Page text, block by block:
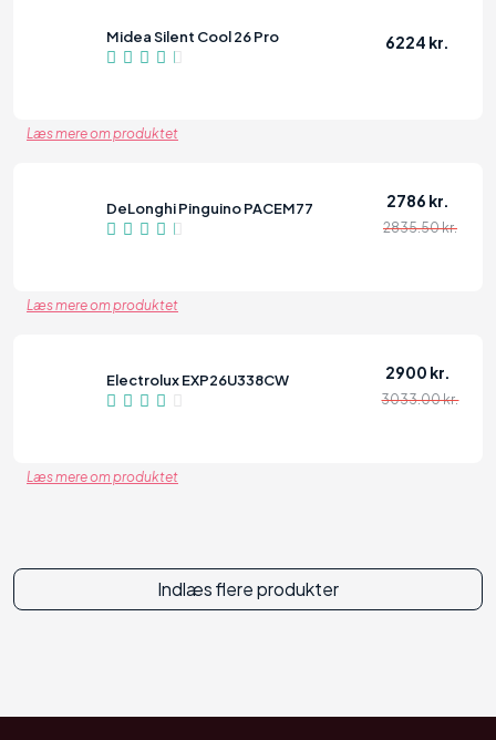
Midea Silent Cool 26 Pro 6224 kr.
Læs mere om produktet
DeLonghi Pinguino PACEM77 2786 kr.
2835.50 kr.
Læs mere om produktet
Electrolux EXP26U338CW 2900 kr.
3033.00 kr.
Læs mere om produktet
Indlæs flere produkter